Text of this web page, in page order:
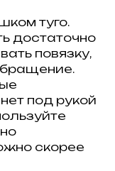
туго.
достаточно
повязку,
под рукой
скорее